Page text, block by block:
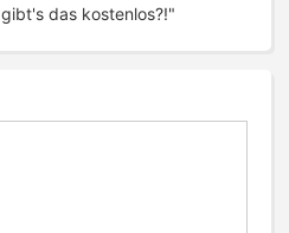
gibt's das kostenlos?!"